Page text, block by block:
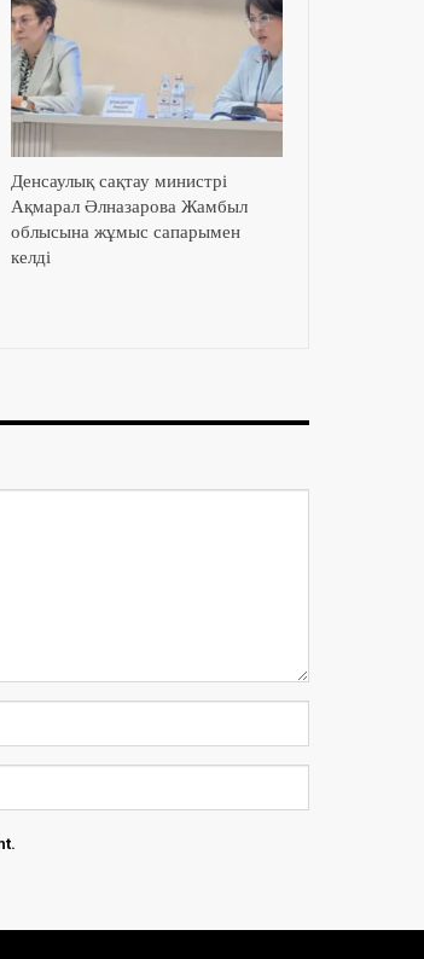
Денсаулық сақтау министрі
Ақмарал Әлназарова Жамбыл
облысына жұмыс сапарымен
келді